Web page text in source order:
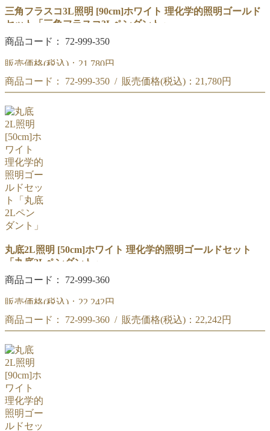
三角フラスコ3L照明 [90cm]ホワイト 理化学的照明ゴールド
セット「三角フラスコ3Lペンダント」
商品コード： 72-999-350
販売価格(税込)： 21,780円
90cm「三角フラスコ3Lペンダント」ホワイト セット
理化学的照明ゴールド
商品コード： 72-999-350 / 販売価格(税込)： 21,780円
90cm「三角フラスコ3Lペンダント」ホワイト セット
商品コード : 72-999-350
理化学的照明ゴールド
丸底2L照明 [50cm]ホワイト 理化学的照明ゴールドセット
「丸底2Lペンダント」
商品コード： 72-999-360
販売価格(税込)： 22,242円
50cm「丸底2Lペンダント」ホワイト セット
理化学的照明ゴールド
商品コード： 72-999-360 / 販売価格(税込)： 22,242円
50cm「丸底2Lペンダント」ホワイト セット
商品コード : 72-999-360
理化学的照明ゴールド